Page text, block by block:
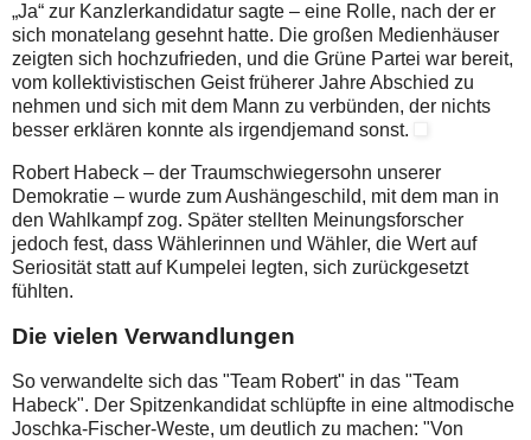
„Ja“ zur Kanzlerkandidatur sagte – eine Rolle, nach der er
sich monatelang gesehnt hatte. Die großen Medienhäuser
zeigten sich hochzufrieden, und die Grüne Partei war bereit,
vom kollektivistischen Geist früherer Jahre Abschied zu
nehmen und sich mit dem Mann zu verbünden, der nichts
besser erklären konnte als irgendjemand sonst.
Robert Habeck – der Traumschwiegersohn unserer
Demokratie – wurde zum Aushängeschild, mit dem man in
den Wahlkampf zog. Später stellten Meinungsforscher
jedoch fest, dass Wählerinnen und Wähler, die Wert auf
Seriosität statt auf Kumpelei legten, sich zurückgesetzt
fühlten.
Die vielen Verwandlungen
So verwandelte sich das "Team Robert" in das "Team
Habeck". Der Spitzenkandidat schlüpfte in eine altmodische
Joschka-Fischer-Weste, um deutlich zu machen: "Von